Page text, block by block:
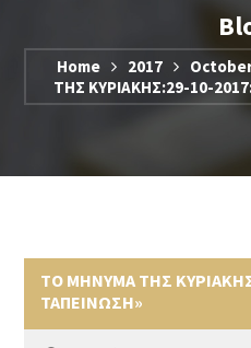
Home 2017
ΤΗΣ ΚΥΡΙΑΚΗΣ:29-10-
ΤΟ ΜΗΝΥΜΑ ΤΗΣ
ΤΑΠΕΙΝΩΣΗ»